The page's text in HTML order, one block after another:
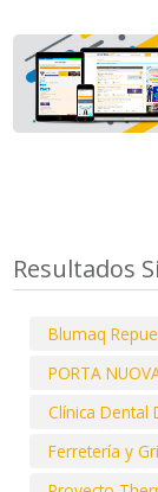
Resultados
Blumaq
PORTA
Clínica Dental
Ferretería y